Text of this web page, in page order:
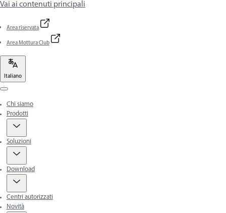
Vai ai contenuti principali
Area riservata
Area Mottura Club
Italiano
Chi siamo
Prodotti
Soluzioni
Download
Centri autorizzati
Novità